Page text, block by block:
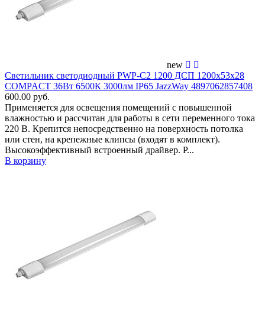
new
Светильник светодиодный PWP-С2 1200 ДСП 1200х53х28
COMPACT 36Вт 6500К 3000лм IP65 JazzWay 4897062857408
600.00 руб.
Применяется для освещения помещений c повышенной
влажностью и рассчитан для работы в сети переменного тока
220 В. Крепится непосредственно на поверхность потолка
или стен, на крепежные клипсы (входят в комплект).
Высокоэффективный встроенный драйвер. Р...
В корзину